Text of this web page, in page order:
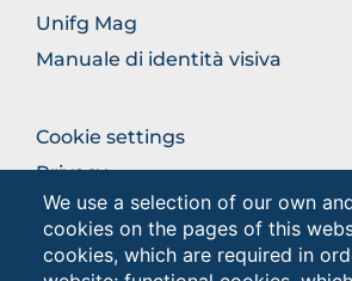
We use a selection of our own
cookies on the pages of this
cookies, which are required in
Unifg Mag
Manuale di identità visiva
BROWSE
THE
Cookie settings
Privacy
Privacy - Studenti